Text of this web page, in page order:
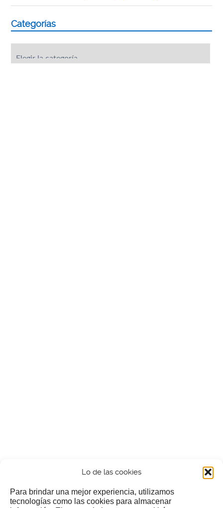
Lo de las cookies
Para brindar una mejor experiencia, utilizamos
tecnologías como las cookies para almacenar
Categorías